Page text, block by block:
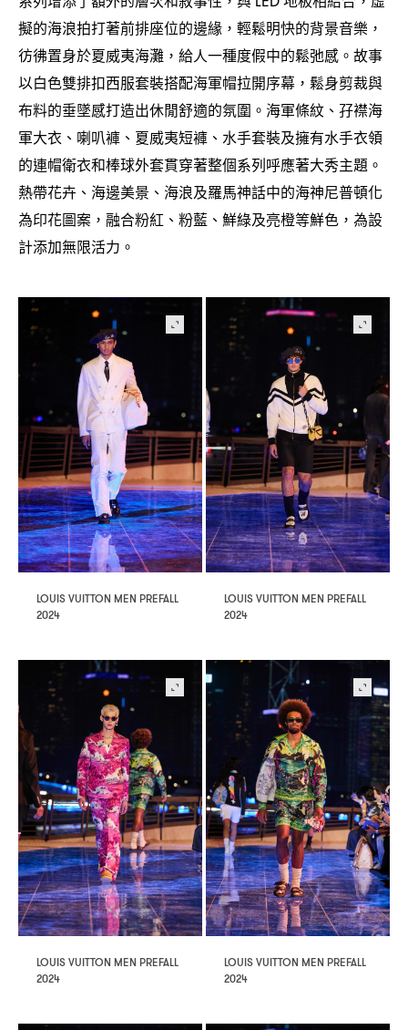
擬的海浪拍打著前排座位的邊緣 ， 輕鬆明快的背景音樂 ，
彷彿置身於夏威夷海灘 ， 給人一種度假中的鬆弛感。故事
以白色雙排扣西服套裝搭配海軍帽拉開序幕 ， 鬆身剪裁與
布料的垂墜感打造出休閒舒適的氛圍。海軍條紋、孖襟海
軍大衣、喇叭褲、夏威夷短褲、水手套裝及擁有水手衣領
的連帽衛衣和棒球外套貫穿著整個系列呼應著大秀主題。
熱帶花卉、海邊美景、海浪及羅馬神話中的海神尼普頓化
為印花圖案 ， 融合粉紅、粉藍、鮮綠及亮橙等鮮色 ， 為設
計添加無限活力。
LOUIS VUITTON MEN PREFALL
2024
LOUIS VUITTON MEN PREFALL
2024
LOUIS VUITTON MEN PREFALL
2024
LOUIS VUITTON MEN PREFALL
2024